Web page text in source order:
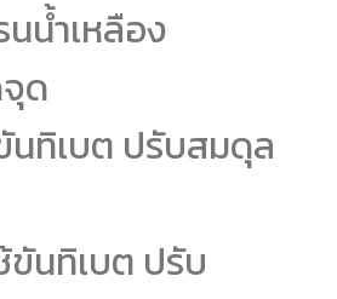
นน้ำเหลือง
ด
นทิเบต ปรับสมดุล
ขันทิเบต ปรับ